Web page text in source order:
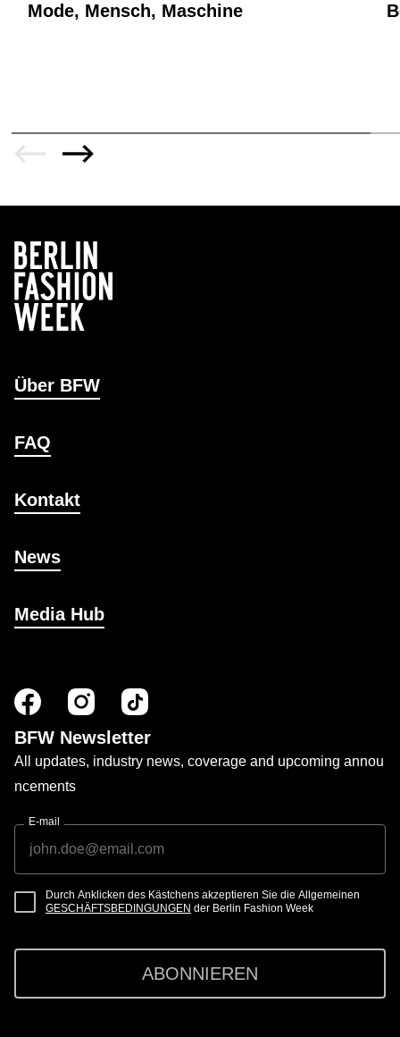
Mode, Mensch, Maschine
Über BFW
FAQ
Kontakt
News
Media Hub
BFW Newsletter
All updates, industry news, coverage and upcoming annou
ncements
E-mail
Durch Anklicken des Kästchens akzeptieren Sie die Allgemeinen
GESCHÄFTSBEDINGUNGEN der Berlin Fashion Week
ABONNIEREN